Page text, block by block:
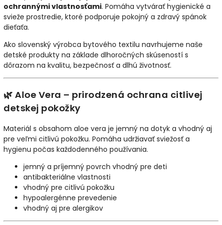
ochrannými vlastnosťami. Pomáha vytvárať hygienické a
svieže prostredie, ktoré podporuje pokojný a zdravý spánok
dieťaťa.
Ako slovenský výrobca bytového textilu navrhujeme naše
detské produkty na základe dlhoročných skúseností s
dôrazom na kvalitu, bezpečnosť a dlhú životnosť.
🌿 Aloe Vera – prirodzená ochrana citlivej
detskej pokožky
Materiál s obsahom aloe vera je jemný na dotyk a vhodný aj
pre veľmi citlivú pokožku. Pomáha udržiavať sviežosť a
hygienu počas každodenného používania.
jemný a príjemný povrch vhodný pre deti
antibakteriálne vlastnosti
vhodný pre citlivú pokožku
hypoalergénne prevedenie
vhodný aj pre alergikov